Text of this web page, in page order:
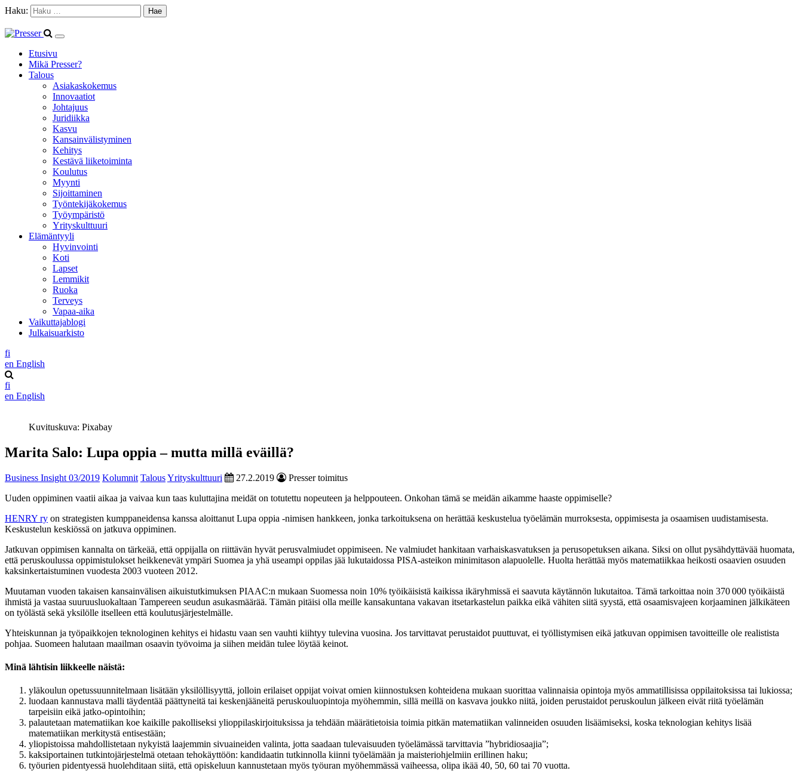
Haku:
Etusivu
Mikä Presser?
Talous
Asiakaskokemus
Innovaatiot
Johtajuus
Juridiikka
Kasvu
Kansainvälistyminen
Kehitys
Kestävä liiketoiminta
Koulutus
Myynti
Sijoittaminen
Työntekijäkokemus
Työympäristö
Yrityskulttuuri
Elämäntyyli
Hyvinvointi
Koti
Lapset
Lemmikit
Ruoka
Terveys
Vapaa-aika
Vaikuttajablogi
Julkaisuarkisto
fi
en English
fi
en English
Kuvituskuva: Pixabay
Marita Salo: Lupa oppia – mutta millä eväillä?
Business Insight 03/2019 Kolumnit TalousYrityskulttuuri 27.2.2019
Presser toimitus
Uuden oppiminen vaatii aikaa ja vaivaa kun taas kuluttajina meidät on totutettu nopeuteen ja helppouteen. Onkohan tämä se meidän aikamme haaste oppimiselle?
HENRY ry on strategisten kumppaneidensa kanssa aloittanut Lupa oppia -nimisen hankkeen, jonka tarkoituksena on herättää keskustelua työelämän murroksesta, oppimisesta ja osaamisen uudistamisesta.
Keskustelun keskiössä on jatkuva oppiminen.
Jatkuvan oppimisen kannalta on tärkeää, että oppijalla on riittävän hyvät perusvalmiudet oppimiseen. Ne valmiudet hankitaan varhaiskasvatuksen ja perusopetuksen aikana. Siksi on ollut pysähdyttävää huomata,
että peruskoulussa oppimistulokset heikkenevät ympäri Suomea ja yhä useampi oppilas jää lukutaidossa PISA-asteikon minimitason alapuolelle. Huolta herättää myös matematiikkaa heikosti osaavien osuuden
kaksinkertaistuminen vuodesta 2003 vuoteen 2012.
Muutaman vuoden takaisen kansainvälisen aikuistutkimuksen PIAAC:n mukaan Suomessa noin 10% työikäisistä kaikissa ikäryhmissä ei saavuta käytännön lukutaitoa. Tämä tarkoittaa noin 370 000 työikäistä
ihmistä ja vastaa suuruusluokaltaan Tampereen seudun asukasmäärää. Tämän pitäisi olla meille kansakuntana vakavan itsetarkastelun paikka eikä vähiten siitä syystä, että osaamisvajeen korjaaminen jälkikäteen
on työlästä sekä yksilölle itselleen että koulutusjärjestelmälle.
Yhteiskunnan ja työpaikkojen teknologinen kehitys ei hidastu vaan sen vauhti kiihtyy tulevina vuosina. Jos tarvittavat perustaidot puuttuvat, ei työllistymisen eikä jatkuvan oppimisen tavoitteille ole realistista
pohjaa. Suomeen halutaan maailman osaavin työvoima ja siihen meidän tulee löytää keinot.
Minä lähtisin liikkeelle näistä:
yläkoulun opetussuunnitelmaan lisätään yksilöllisyyttä, jolloin erilaiset oppijat voivat omien kiinnostuksen kohteidena mukaan suorittaa valinnaisia opintoja myös ammatillisissa oppilaitoksissa tai lukiossa;
luodaan kannustava malli täydentää päättyneitä tai keskenjääneitä peruskouluopintoja myöhemmin, sillä meillä on kasvava joukko niitä, joiden perustaidot peruskoulun jälkeen eivät riitä työelämän
tarpeisiin eikä jatko-opintoihin;
palautetaan matematiikan koe kaikille pakolliseksi ylioppilaskirjoituksissa ja tehdään määrätietoisia toimia pitkän matematiikan valinneiden osuuden lisäämiseksi, koska teknologian kehitys lisää
matematiikan merkitystä entisestään;
yliopistoissa mahdollistetaan nykyistä laajemmin sivuaineiden valinta, jotta saadaan tulevaisuuden työelämässä tarvittavia ”hybridiosaajia”;
kaksiportainen tutkintojärjestelmä otetaan tehokäyttöön: kandidaatin tutkinnolla kiinni työelämään ja maisteriohjelmiin erillinen haku;
työurien pidentyessä huolehditaan siitä, että opiskeluun kannustetaan myös työuran myöhemmässä vaiheessa, olipa ikää 40, 50, 60 tai 70 vuotta.